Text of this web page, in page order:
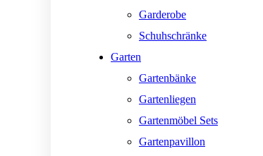
Garderobe
Schuhschränke
Garten
Gartenbänke
Gartenliegen
Gartenmöbel Sets
Gartenpavillon